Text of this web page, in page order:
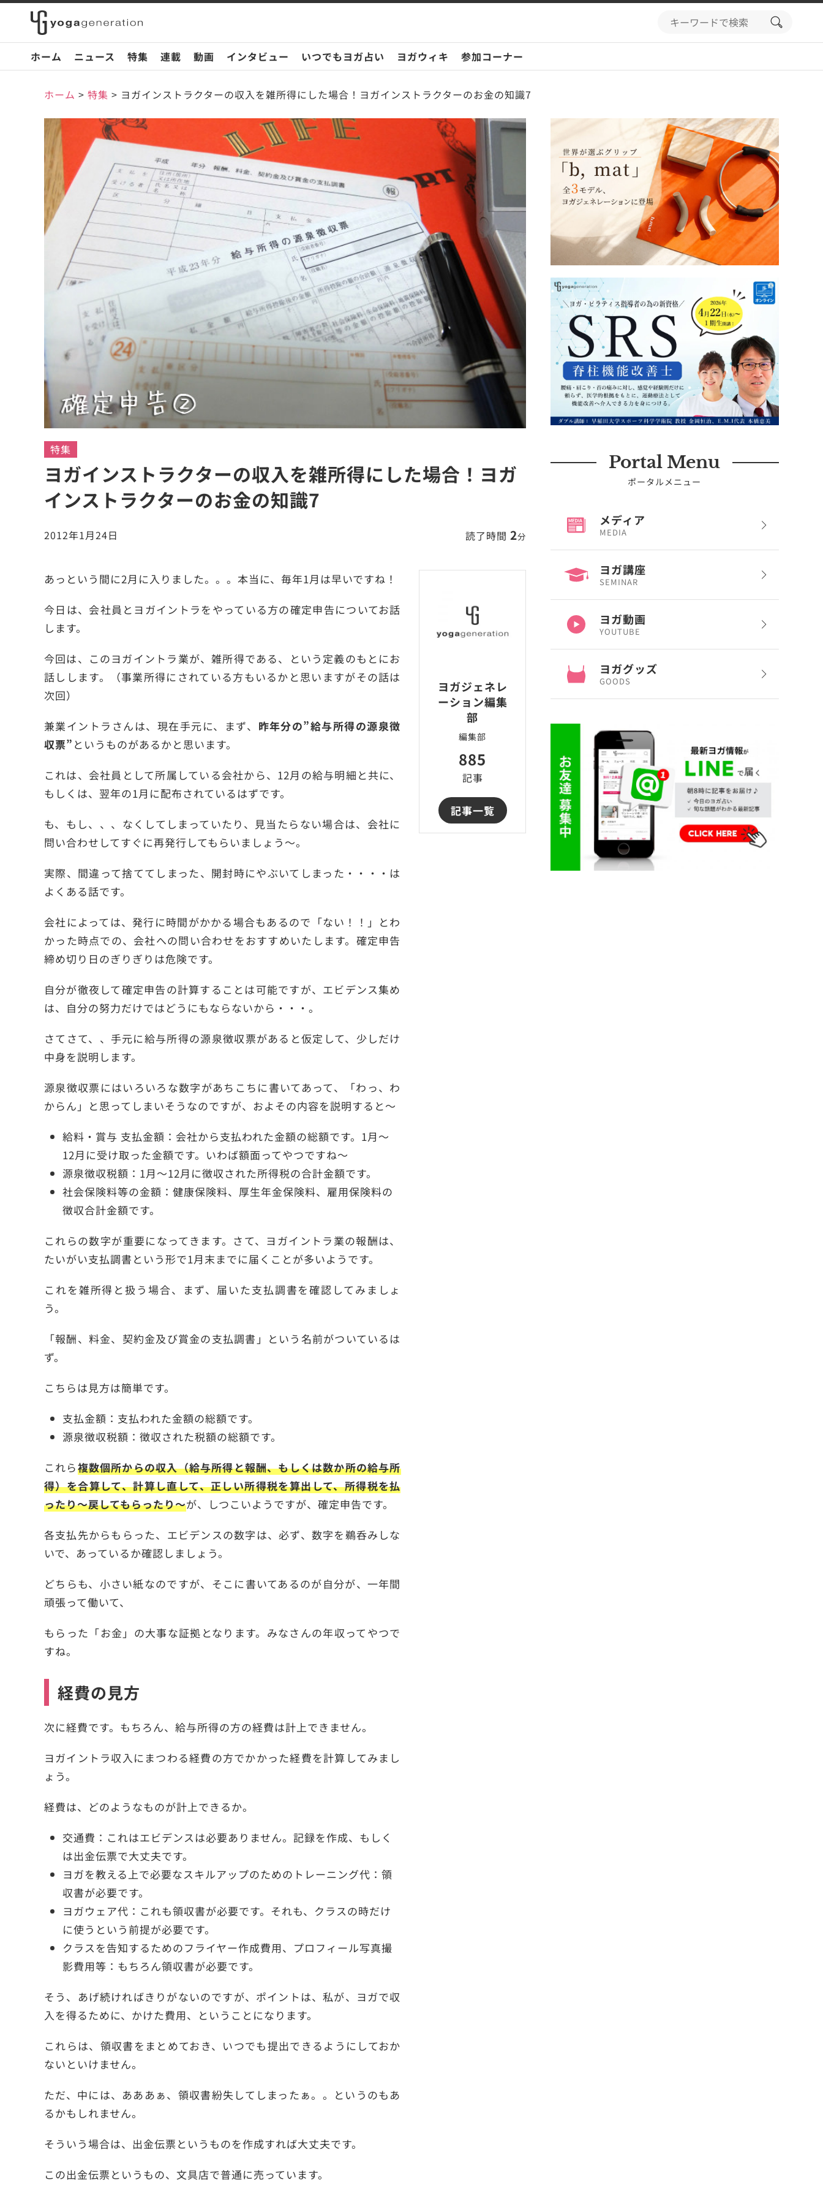
search
ホーム
ニュース 特集 連載 動画 インタビュー いつでもヨガ占い ヨガウィキ 参加コーナー
ホーム > 特集 > ヨガインストラクターの収入を雑所得にした場合！ヨガインストラクターのお金の知識7
特集
ヨガインストラクターの収入を雑所得にした場合！ヨガ
インストラクターのお金の知識7
2012年1月24日 読了時間 2分
あっという間に2月に入りました。。。本当に、毎年1月は早いですね！
今日は、会社員とヨガイントラをやっている方の確定申告についてお話
します。
今回は、このヨガイントラ業が、雑所得である、という定義のもとにお
話しします。（事業所得にされている方もいるかと思いますがその話は
次回）
兼業イントラさんは、現在手元に、まず、 昨年分の”給与所得の源泉徴
収票” というものがあるかと思います。
これは、会社員として所属している会社から、12月の給与明細と共に、
もしくは、翌年の1月に配布されているはずです。
も、もし、、、なくしてしまっていたり、見当たらない場合は、会社に
問い合わせしてすぐに再発行してもらいましょう～。
実際、間違って捨ててしまった、開封時にやぶいてしまった・・・・は
よくある話です。
会社によっては、発行に時間がかかる場合もあるので「ない！！」とわ
かった時点での、会社への問い合わせをおすすめいたします。確定申告
締め切り日のぎりぎりは危険です。
自分が徹夜して確定申告の計算することは可能ですが、エビデンス集め
は、自分の努力だけではどうにもならないから・・・。
さてさて、、手元に給与所得の源泉徴収票があると仮定して、少しだけ
中身を説明します。
源泉徴収票にはいろいろな数字があちこちに書いてあって、「わっ、わ
からん」と思ってしまいそうなのですが、およその内容を説明すると～
給料・賞与 支払金額：会社から支払われた金額の総額です。1月～
12月に受け取った金額です。いわば額面ってやつですね～
源泉徴収税額：1月～12月に徴収された所得税の合計金額です。
社会保険料等の金額：健康保険料、厚生年金保険料、雇用保険料の
徴収合計金額です。
これらの数字が重要になってきます。さて、ヨガイントラ業の報酬は、
たいがい支払調書という形で1月末までに届くことが多いようです。
これを雑所得と扱う場合、まず、届いた支払調書を確認してみましょ
う。
「報酬、料金、契約金及び賞金の支払調書」という名前がついているは
ず。
こちらは見方は簡単です。
支払金額：支払われた金額の総額です。
源泉徴収税額：徴収された税額の総額です。
これら複数個所からの収入（給与所得と報酬、もしくは数か所の給与所
得）を合算して、計算し直して、正しい所得税を算出して、所得税を払
ったり～戻してもらったり～が、しつこいようですが、確定申告です。
各支払先からもらった、エビデンスの数字は、必ず、数字を鵜呑みしな
いで、あっているか確認しましょう。
どちらも、小さい紙なのですが、そこに書いてあるのが自分が、一年間
頑張って働いて、
もらった「お金」の大事な証拠となります。みなさんの年収ってやつで
すね。
経費の見方
次に経費です。もちろん、給与所得の方の経費は計上できません。
ヨガイントラ収入にまつわる経費の方でかかった経費を計算してみまし
ょう。
経費は、どのようなものが計上できるか。
交通費：これはエビデンスは必要ありません。記録を作成、もしく
は出金伝票で大丈夫です。
ヨガを教える上で必要なスキルアップのためのトレーニング代：領
収書が必要です。
ヨガウェア代：これも領収書が必要です。それも、クラスの時だけ
に使うという前提が必要です。
クラスを告知するためのフライヤー作成費用、プロフィール写真撮
影費用等：もちろん領収書が必要です。
そう、あげ続ければきりがないのですが、ポイントは、私が、ヨガで収
入を得るために、かけた費用、ということになります。
これらは、領収書をまとめておき、いつでも提出できるようにしておか
ないといけません。
ただ、中には、あああぁ、領収書紛失してしまったぁ。。というのもあ
るかもしれません。
そういう場合は、出金伝票というものを作成すれば大丈夫です。
この出金伝票というもの、文具店で普通に売っています。
ヨガジェネレ
ーション編集
部
編集部
885
記事
記事一覧
Portal Menu
ポータルメニュー
メディア
MEDIA
ヨガ講座
SEMINAR
ヨガ動画
YOUTUBE
ヨガグッズ
GOODS